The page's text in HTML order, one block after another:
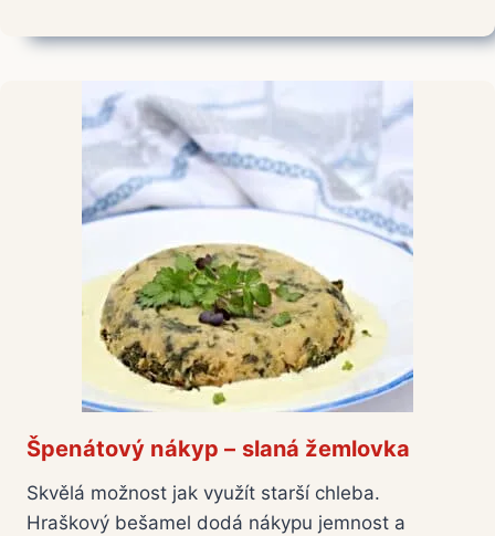
Špenátový nákyp – slaná žemlovka
Skvělá možnost jak využít starší chleba.
Hraškový bešamel dodá nákypu jemnost a